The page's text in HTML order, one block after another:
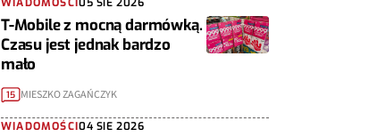
T-Mobile z mocną darmówką.
Czasu jest jednak bardzo
mało
15 MIESZKO ZAGAŃCZYK
WIADOMOŚCI04 SIE 2026